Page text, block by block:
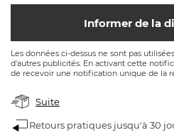
Informer de la
Les données ci-dessus ne sont pas
d'autres publicités. En activant cette
de recevoir une notification unique de la
Suite
Retours pratiques jusqu'à 30